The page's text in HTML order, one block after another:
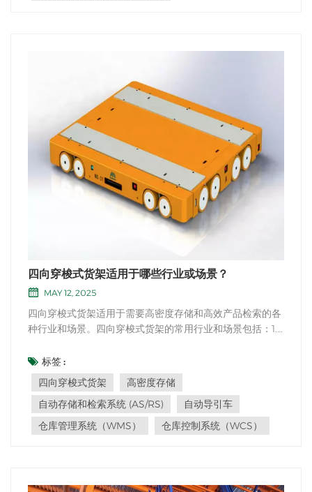
四向穿梭式货架适用于哪些行业或场景？
MAY 12, 2025
四向穿梭式货架适用于需要高密度存储和高效产品检索的各
种行业和场景。四向穿梭式货架的常用行业和场景包括：1.
中心存储汽车零部件。2. 食品和饮料行业：这些货架可用于
在冷藏仓库和配送中心储存食品和饮料等易腐烂货物。3.制
药行业：四向穿梭式货架非常适合存储需要...
标签 :
四向穿梭式货架
高密度存储
自动存储和检索系统 (AS/RS)
自动导引车
仓库管理系统（WMS）
仓库控制系统（WCS）